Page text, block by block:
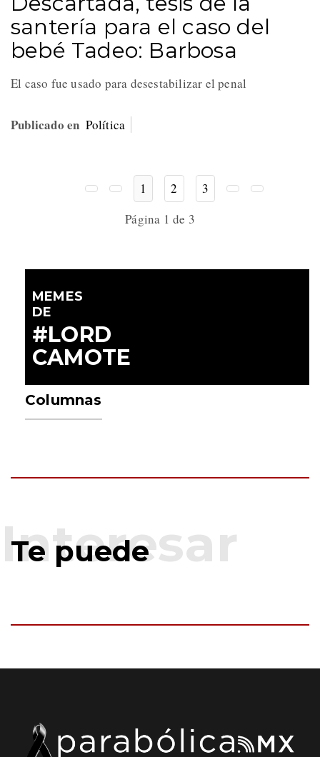
santería para el caso del
bebé Tadeo: Barbosa
El caso fue usado para desestabilizar el penal
Publicado en Política
1 2
3
Página 1 de 3
MEMES
DE
#LORD
CAMOTE
Columnas
Te puede